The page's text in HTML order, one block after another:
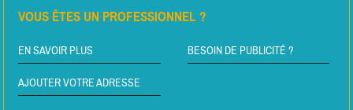
VOUS ÊTES UN PROFESSIONNEL ?
EN SAVOIR PLUS BESOIN DE PUBLICITÉ ?
AJOUTER VOTRE ADRESSE